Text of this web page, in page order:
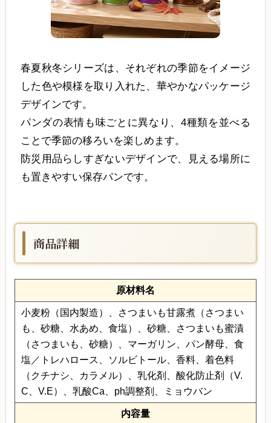
春夏秋冬シリーズは、それぞれの季節をイメージ
した色や模様を取り入れた、華やかなパッケージ
デザインです。
パンダの表情も味ごとに異なり、4種類を並べる
ことで季節の移ろいを楽しめます。
防災用品らしすぎないデザインで、見える場所に
も置きやすい保存パンです。
商品詳細
原材料名
小麦粉（国内製造）、さつまいも甘露煮（さつまい
も、砂糖、水あめ、食塩）、砂糖、さつまいも蜜漬
（さつまいも、砂糖）、マーガリン、パン酵母、食
塩／トレハロース、ソルビトール、香料、着色料
（クチナシ、カラメル）、乳化剤、酸化防止剤（V.
C、V.E）、乳酸Ca、ph調整剤、ミョウバン
内容量